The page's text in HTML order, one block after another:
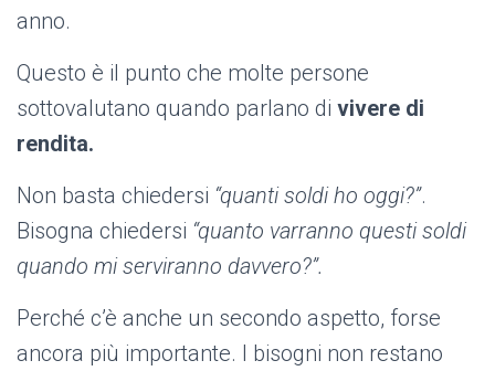
anno.
Questo è il punto che molte persone
sottovalutano quando parlano di vivere di
rendita.
Non basta chiedersi “quanti soldi ho oggi?”.
Bisogna chiedersi “quanto varranno questi soldi
quando mi serviranno davvero?”.
Perché c’è anche un secondo aspetto, forse
ancora più importante. I bisogni non restano